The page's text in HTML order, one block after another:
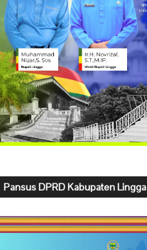
Pansus DPRD Kabupaten Lingga